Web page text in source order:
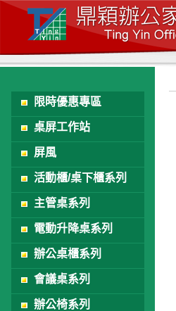
限時優惠專區
桌屏工作站
屏風
活動櫃/桌下櫃系列
主管桌系列
電動升降桌系列
辦公桌櫃系列
會議桌系列
辦公椅系列